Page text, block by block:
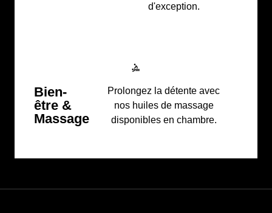
d'exception.
Bien-
être &
Massage
Prolongez la détente avec
nos huiles de massage
disponibles en chambre.